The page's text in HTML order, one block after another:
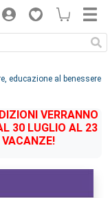
educazione al benessere
VERRANNO
30 LUGLIO AL 23